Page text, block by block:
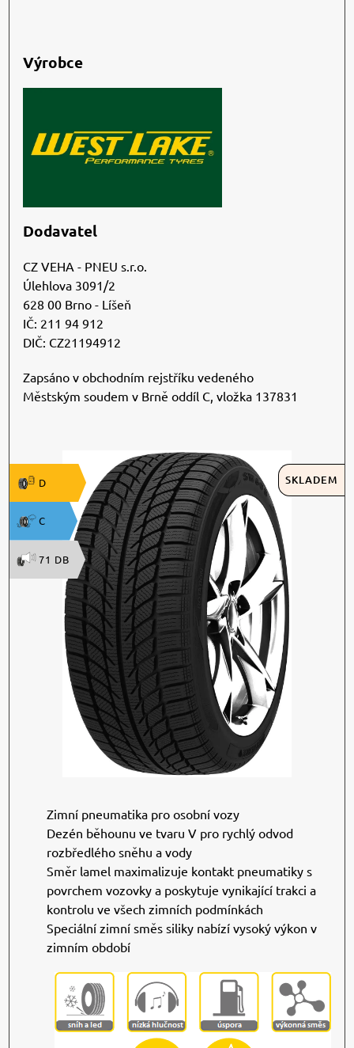
SKLADEM
D
C
71 DB
Zimní pneumatika pro osobní vozy
Dezén běhounu ve tvaru V pro rychlý odvod
rozbředlého sněhu a vody
Směr lamel maximalizuje kontakt pneumatiky s
povrchem vozovky a poskytuje vynikající trakci a
kontrolu ve všech zimních podmínkách
Speciální zimní směs siliky nabízí vysoký výkon v
zimním období
Výrobce
Dodavatel
CZ VEHA - PNEU s.r.o.
Úlehlova 3091/2
628 00 Brno - Líšeň
IČ: 211 94 912
DIČ: CZ21194912
Zapsáno v obchodním rejstříku vedeného
Městským soudem v Brně oddíl C, vložka 137831